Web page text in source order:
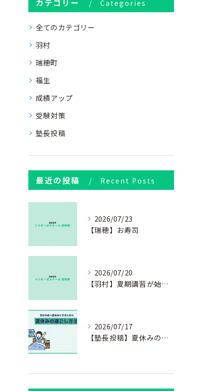
カテゴリー Categories
全てのカテゴリー
羽村
瑞穂町
福生
成績アップ
受験対策
塾長投稿
最近の投稿 Recent Posts
2026/07/23
【瑞穂】お寿司
2026/07/20
【羽村】夏期講習が始まりました
2026/07/17
【塾長投稿】夏休みの過ごし方③